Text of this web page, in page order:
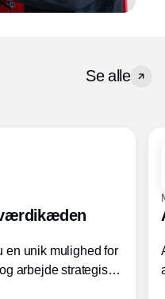
Se alle
en unik mulighed for
arbejde strategisk